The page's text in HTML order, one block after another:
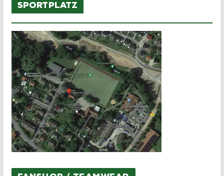
Sportplatz